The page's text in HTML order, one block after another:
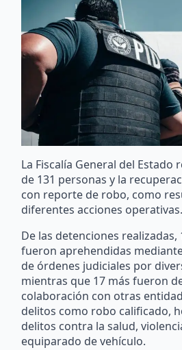
La Fiscalía General del Estado
de 131 personas y la
con reporte de robo, como
diferentes acciones operativas.
De las detenciones realizadas,
fueron aprehendidas
de órdenes judiciales por
mientras que 17 más fueron
colaboración con otras
delitos como robo calificado,
delitos contra la salud,
equiparado de vehículo.